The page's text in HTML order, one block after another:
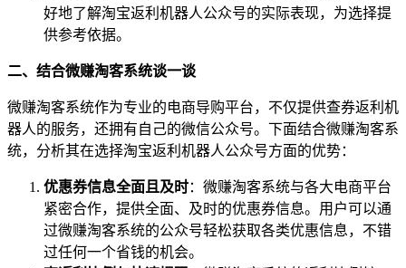
好地了解淘宝返利机器人公众号的实际表现，为选择提
供参考依据。
二、结合微赚淘客系统谈一谈
微赚淘客系统作为专业的电商导购平台，不仅提供查券返利机
器人的服务，还拥有自己的微信公众号。下面结合微赚淘客系
统，分析其在选择淘宝返利机器人公众号方面的优势：
优惠券信息全面且及时：微赚淘客系统与各大电商平台
紧密合作，提供全面、及时的优惠券信息。用户可以通
过微赚淘客系统的公众号轻松获取各类优惠信息，不错
过任何一个省钱的机会。